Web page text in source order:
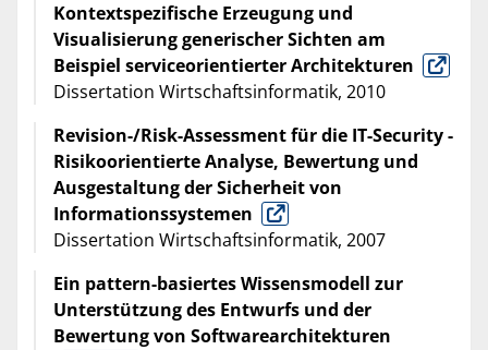
Kontextspezifische Erzeugung und
Visualisierung generischer Sichten am
Beispiel serviceorientierter Architekturen
Dissertation Wirtschaftsinformatik, 2010
Revision-/Risk-Assessment für die IT-Security -
Risikoorientierte Analyse, Bewertung und
Ausgestaltung der Sicherheit von
Informationssystemen
Dissertation Wirtschaftsinformatik, 2007
Ein pattern-basiertes Wissensmodell zur
Unterstützung des Entwurfs und der
Bewertung von Softwarearchitekturen